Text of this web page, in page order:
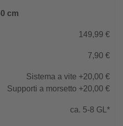
cm
149,99 €
7,90 €
Sistema a vite +20,00 €
Supporti a morsetto +20,00 €
ca. 5-8 GL*